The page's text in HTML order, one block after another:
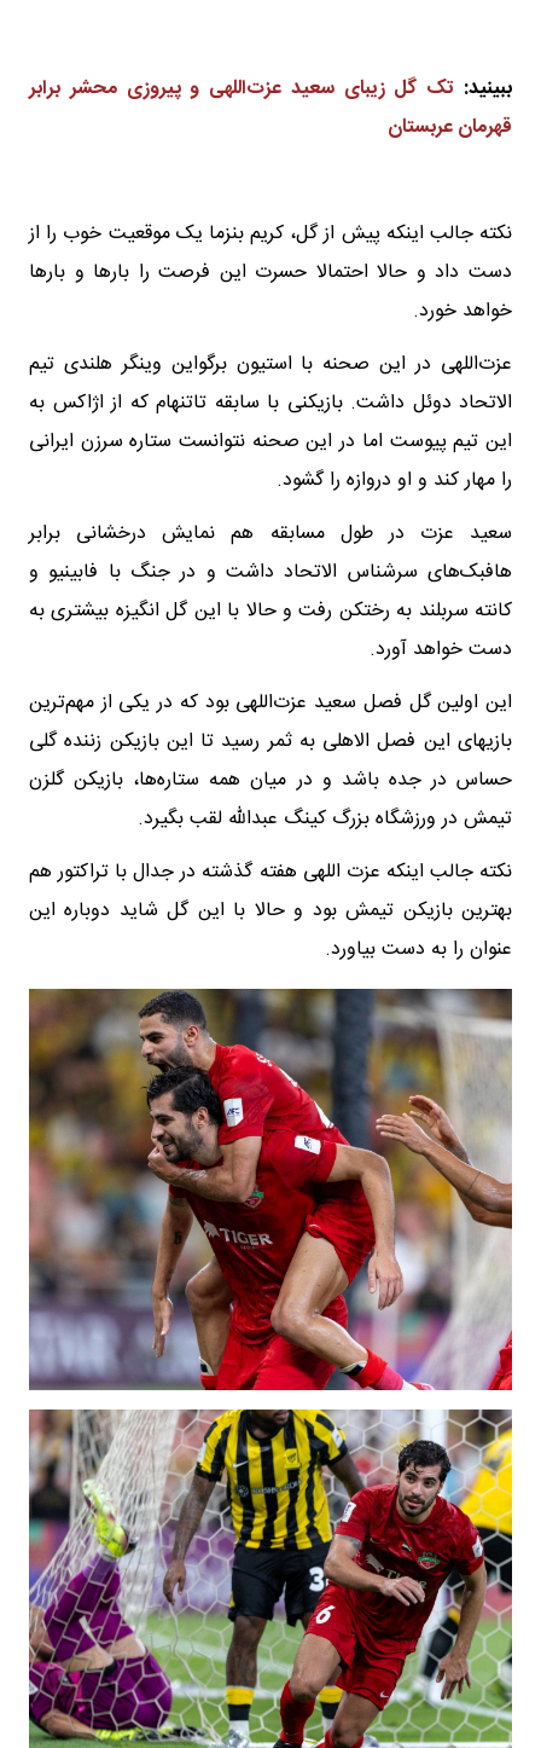
ببینید: تک گل زیبای سعید عزت‌اللهی و پیروزی محشر برابر
قهرمان عربستان
نکته جالب اینکه پیش از گل، کریم بنزما یک موقعیت خوب را از
دست داد و حالا احتمالا حسرت این فرصت را بارها و بارها
خواهد خورد.
عزت‌اللهی در این صحنه با استیون برگواین وینگر هلندی تیم
الاتحاد دوئل داشت. بازیکنی با سابقه تاتنهام که از اژاکس به
این تیم پیوست اما در این صحنه نتوانست ستاره سرزن ایرانی
را مهار کند و او دروازه را گشود.
سعید عزت در طول مسابقه هم نمایش درخشانی برابر
هافبک‌های سرشناس الاتحاد داشت و در جنگ با فابینیو و
کانته سربلند به رختکن رفت و حالا با این گل انگیزه بیشتری به
دست خواهد آورد.
این اولین گل فصل سعید عزت‌اللهی بود که در یکی از مهم‌ترین
بازیهای این فصل الاهلی به ثمر رسید تا این بازیکن زننده گلی
حساس در جده باشد و در میان همه ستاره‌ها، بازیکن گلزن
تیمش در ورزشگاه بزرگ کینگ عبدالله لقب بگیرد.
نکته جالب اینکه عزت اللهی هفته گذشته در جدال با تراکتور هم
بهترین بازیکن تیمش بود و حالا با این گل شاید دوباره این
عنوان را به دست بیاورد.